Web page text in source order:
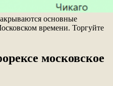
основные
времени. Торгуйте
московское